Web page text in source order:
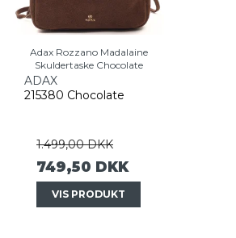
Adax Rozzano Madalaine
Skuldertaske Chocolate
ADAX
215380 Chocolate
1.499,00 DKK
749,50 DKK
VIS PRODUKT